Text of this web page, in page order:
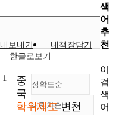
내보내기
내책장담기
한글로보기
정확도순
정확도
내림차순
1
중
국
학위제도변천
색
어
추
천
이
검
색
어